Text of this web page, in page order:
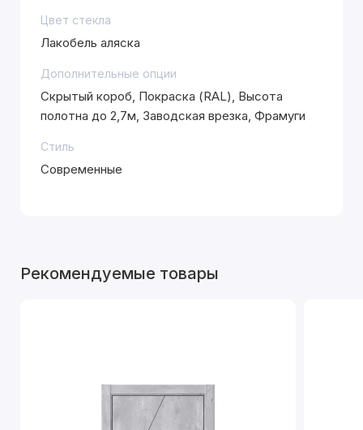
Цвет стекла
Лакобель аляска
Дополнительные опции
Скрытый короб, Покраска (RAL), Высота
полотна до 2,7м, Заводская врезка, Фрамуги
Стиль
Современные
Рекомендуемые товары